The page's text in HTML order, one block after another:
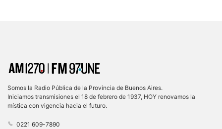
Somos la Radio Pública de la Provincia de Buenos Aires.
Iniciamos transmisiones el 18 de febrero de 1937, HOY renovamos la
mística con vigencia hacia el futuro.
0221 609-7890